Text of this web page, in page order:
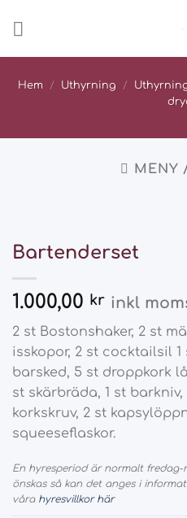
Hem / Uthyrning /
MENY
Bartenderset
1.000,00 kr inkl
2 st Bostonshaker, 2 st
isskopor, 2 st cocktailsil
barsked, 5 st droppkork
st skärbräda, 1 st
korkskruv, 2 st
squeeseflaskor.
En hyresperiod är normalt
önskas så kan det anges i
våra hyresvillkor här